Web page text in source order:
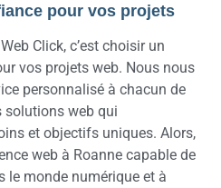
pour vos projets
Click, c’est choisir un
vos projets web. Nous nous
personnalisé à chacun de
solutions web qui
et objectifs uniques. Alors,
web à Roanne capable de
le monde numérique et à